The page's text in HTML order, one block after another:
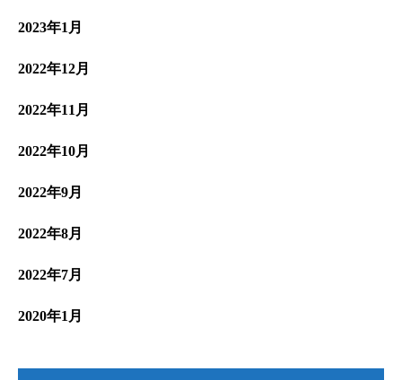
2023年1月
2022年12月
2022年11月
2022年10月
2022年9月
2022年8月
2022年7月
2020年1月